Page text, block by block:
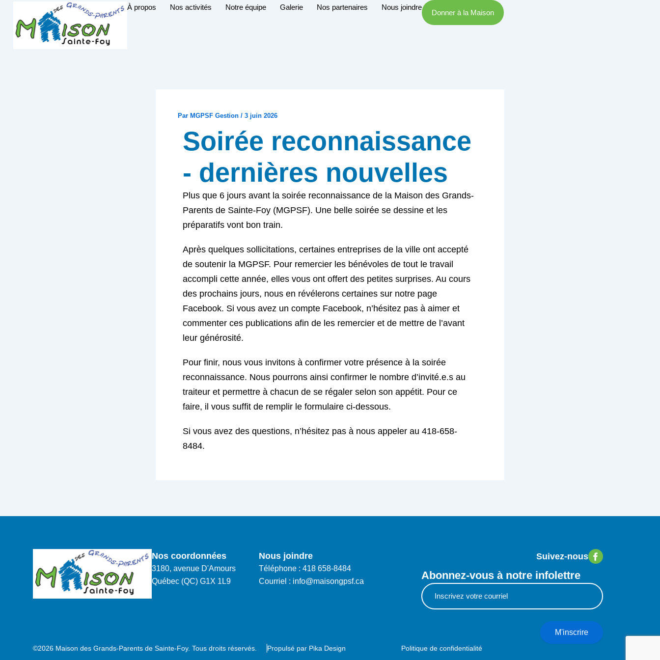
contenu
À propos Nos activités Notre équipe Galerie Nos partenaires Nous joindre
Donner à la Maison
Par MGPSF Gestion / 3 juin 2026
Soirée reconnaissance
- dernières nouvelles
Plus que 6 jours avant la soirée reconnaissance de la Maison des Grands-
Parents de Sainte-Foy (MGPSF). Une belle soirée se dessine et les
préparatifs vont bon train.
Après quelques sollicitations, certaines entreprises de la ville ont accepté
de soutenir la MGPSF. Pour remercier les bénévoles de tout le travail
accompli cette année, elles vous ont offert des petites surprises. Au cours
des prochains jours, nous en révélerons certaines sur notre page
Facebook. Si vous avez un compte Facebook, n’hésitez pas à aimer et
commenter ces publications afin de les remercier et de mettre de l’avant
leur générosité.
Pour finir, nous vous invitons à confirmer votre présence à la soirée
reconnaissance. Nous pourrons ainsi confirmer le nombre d’invité.e.s au
traiteur et permettre à chacun de se régaler selon son appétit. Pour ce
faire, il vous suffit de remplir le formulaire ci-dessous.
Si vous avez des questions, n’hésitez pas à nous appeler au 418-658-
8484.
Nos coordonnées
3180, avenue D'Amours
Québec (QC) G1X 1L9
Nous joindre
Téléphone : 418 658-8484
Courriel : info@maisongpsf.ca
Suivez-nous
Abonnez-vous à notre infolettre
M'inscrire
©2026 Maison des Grands-Parents de Sainte-Foy. Tous droits réservés. Propulsé par Pika Design Politique de confidentialité